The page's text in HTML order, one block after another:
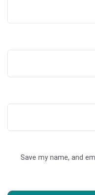
Save my name, and